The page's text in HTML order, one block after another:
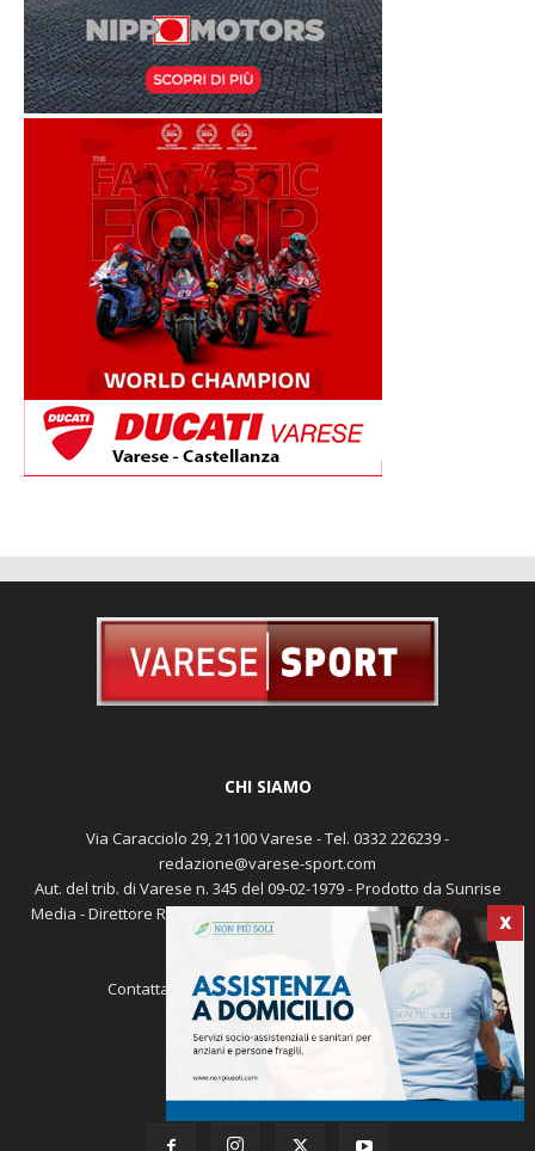
X
CHI SIAMO
Via Caracciolo 29, 21100 Varese - Tel. 0332 226239 -
redazione@varese-sport.com
Aut. del trib. di Varese n. 345 del 09-02-1979 - Prodotto da Sunrise
Media - Direttore Responsabile: Michele Marocco -Cookie policy
Pubblicità
Contattaci: redazione@varese-sport.com
SEGUICI